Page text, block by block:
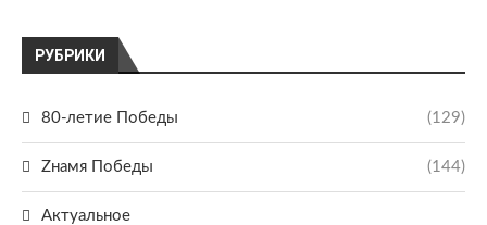
РУБРИКИ
80-летие Победы (129)
Zнамя Победы (144)
Актуальное